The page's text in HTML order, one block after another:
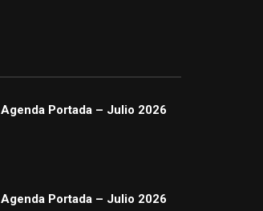
Agenda Portada – Julio 2026
Agenda Portada – Julio 2026